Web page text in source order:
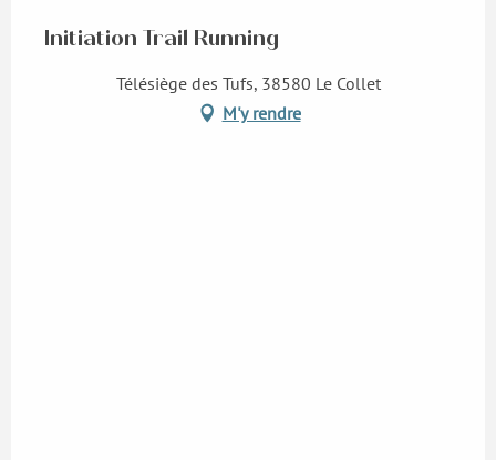
Initiation Trail Running
Télésiège des Tufs, 38580 Le Collet
M'y rendre